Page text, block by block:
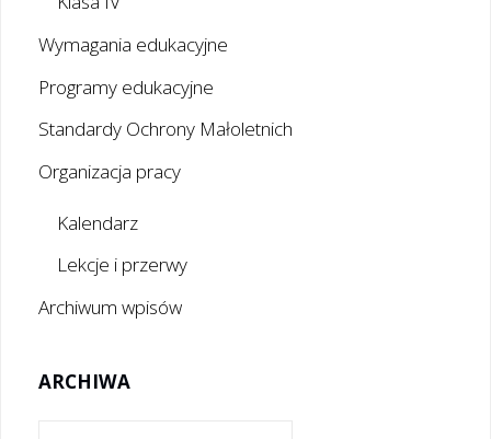
Wymagania edukacyjne
Programy edukacyjne
Standardy Ochrony Małoletnich
Organizacja pracy
Kalendarz
Lekcje i przerwy
Archiwum wpisów
ARCHIWA